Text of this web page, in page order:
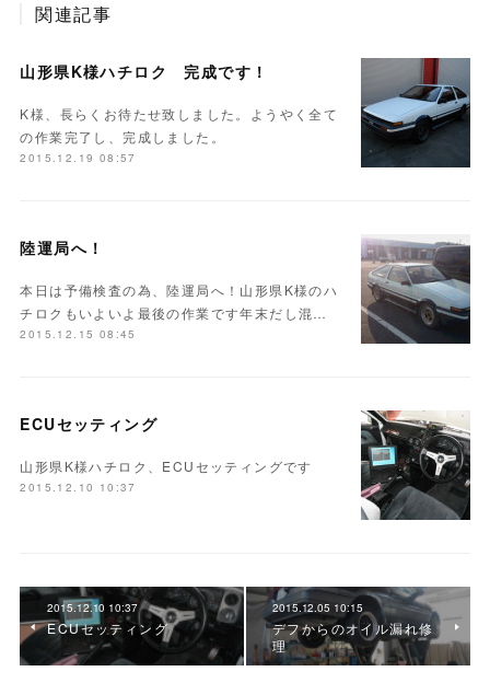
関連記事
山形県K様ハチロク 完成です！
K様、長らくお待たせ致しました。ようやく全て
の作業完了し、完成しました。
2015.12.19 08:57
陸運局へ！
本日は予備検査の為、陸運局へ！山形県K様のハ
チロクもいよいよ最後の作業です年末だし混…
2015.12.15 08:45
ECUセッティング
山形県K様ハチロク、ECUセッティングです
2015.12.10 10:37
2015.12.10 10:37
ECUセッティング
2015.12.05 10:15
デフからのオイル漏れ修
理